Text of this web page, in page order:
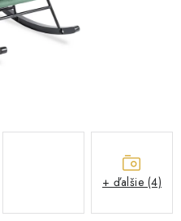
+ ďalšie (4)